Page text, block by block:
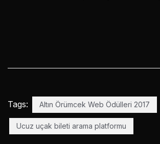
Tags: Altın Örümcek Web Ödülleri 2017
Ucuz uçak bileti arama platformu